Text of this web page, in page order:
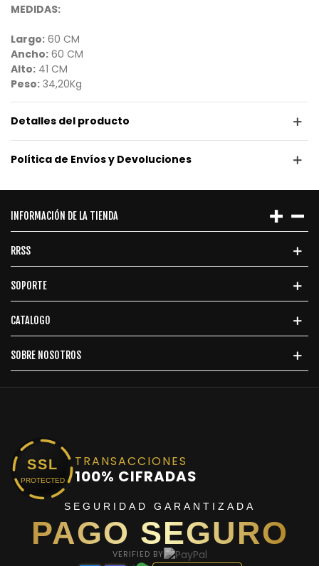
MEDIDAS:
Largo: 60 CM
Ancho: 60 CM
Alto: 41 CM
Peso: 34,20Kg
Detalles del producto
Política de Envíos y Devoluciones
INFORMACIÓN DE LA TIENDA
RRSS
SOPORTE
CATALOGO
SOBRE NOSOTROS
SSL
PROTECTED
TRANSACCIONES
100% CIFRADAS
SEGURIDAD GARANTIZADA
PAGO SEGURO
VERIFIED BY